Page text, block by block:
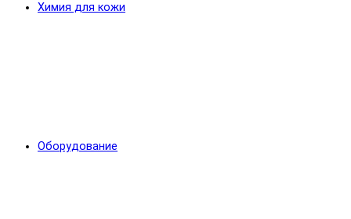
Химия для кожи
Оборудование